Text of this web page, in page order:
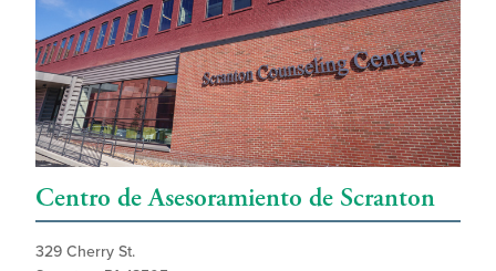
Centro de Asesoramiento de Scranton
329 Cherry St.